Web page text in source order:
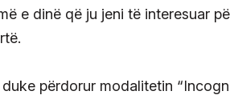
e dinë që ju jeni të interesuar
përdorur modalitetin